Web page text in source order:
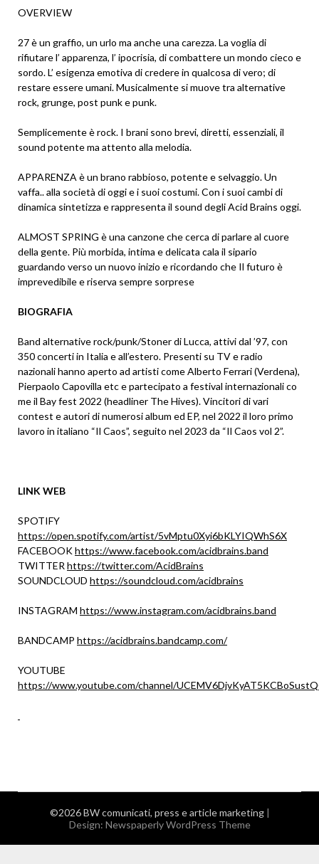
OVERVIEW
27 è un graffio, un urlo ma anche una carezza. La voglia di
rifiutare l’ apparenza, l’ ipocrisia, di combattere un mondo cieco e
sordo. L’ esigenza emotiva di credere in qualcosa di vero; di
restare essere umani. Musicalmente si muove tra alternative
rock, grunge, post punk e punk.
Semplicemente è rock. I brani sono brevi, diretti, essenziali, il
sound potente ma attento alla melodia.
APPARENZA è un brano rabbioso, potente e selvaggio. Un
vaffa.. alla società di oggi e i suoi costumi. Con i suoi cambi di
dinamica sintetizza e rappresenta il sound degli Acid Brains oggi.
ALMOST SPRING è una canzone che cerca di parlare al cuore
della gente. Più morbida, intima e delicata cala il sipario
guardando verso un nuovo inizio e ricordando che Il futuro è
imprevedibile e riserva sempre sorprese
BIOGRAFIA
Band alternative rock/punk/Stoner di Lucca, attivi dal ’97, con
350 concerti in Italia e all’estero. Presenti su TV e radio
nazionali hanno aperto ad artisti come Alberto Ferrari (Verdena),
Pierpaolo Capovilla etc e partecipato a festival internazionali co
me il Bay fest 2022 (headliner The Hives). Vincitori di vari
contest e autori di numerosi album ed EP, nel 2022 il loro primo
lavoro in italiano “Il Caos”, seguito nel 2023 da “Il Caos vol 2”.
LINK WEB
SPOTIFY
https://open.spotify.com/artist/5vMptu0Xyi6bKLYIQWhS6X
FACEBOOKhttps://www.facebook.com/acidbrains.band
TWITTER https://twitter.com/AcidBrains
SOUNDCLOUD https://soundcloud.com/acidbrains
INSTAGRAM https://www.instagram.com/acidbrains.band
BANDCAMP https://acidbrains.bandcamp.com/
YOUTUBE
https://www.youtube.com/channel/
©2026 BW comunicati, press e article marketing |
Design: Newspaperly WordPress Theme